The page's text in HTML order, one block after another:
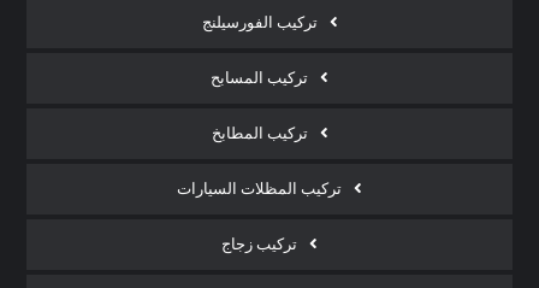
تركيب الفورسيلنج
تركيب المسابح
تركيب المطابخ
تركيب المظلات السيارات
تركيب زجاج